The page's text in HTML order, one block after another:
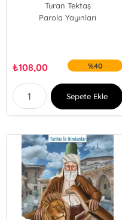
Turan Tektaş
Parola Yayınları
₺108,00 %40
Sepete Ekle